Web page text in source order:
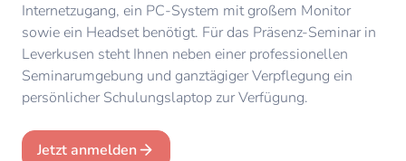
Internetzugang, ein PC-System mit großem Monitor
sowie ein Headset benötigt. Für das Präsenz-Seminar in
Leverkusen steht Ihnen neben einer professionellen
Seminarumgebung und ganztägiger Verpflegung ein
persönlicher Schulungslaptop zur Verfügung.
Jetzt anmelden